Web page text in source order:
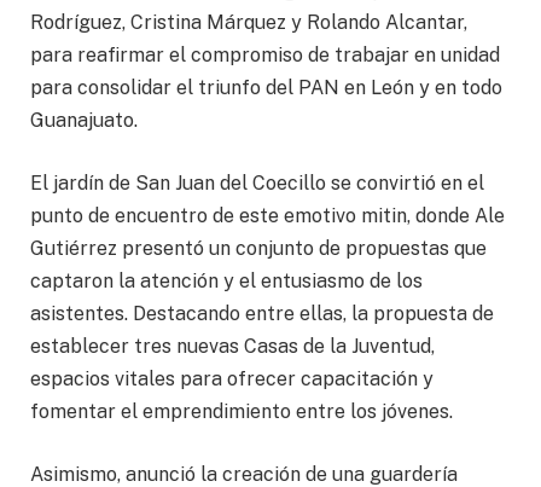
Rodríguez, Cristina Márquez y Rolando Alcantar,
para reafirmar el compromiso de trabajar en unidad
para consolidar el triunfo del PAN en León y en todo
Guanajuato.
El jardín de San Juan del Coecillo se convirtió en el
punto de encuentro de este emotivo mitin, donde Ale
Gutiérrez presentó un conjunto de propuestas que
captaron la atención y el entusiasmo de los
asistentes. Destacando entre ellas, la propuesta de
establecer tres nuevas Casas de la Juventud,
espacios vitales para ofrecer capacitación y
fomentar el emprendimiento entre los jóvenes.
Asimismo, anunció la creación de una guardería